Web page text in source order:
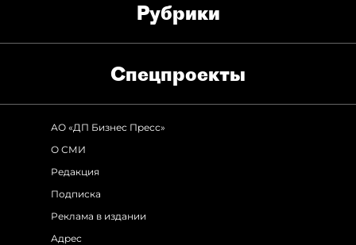
Рубрики
Спец­проекты
АО «ДП Бизнес Пресс»
О СМИ
Редакция
Подписка
Реклама в издании
Адрес